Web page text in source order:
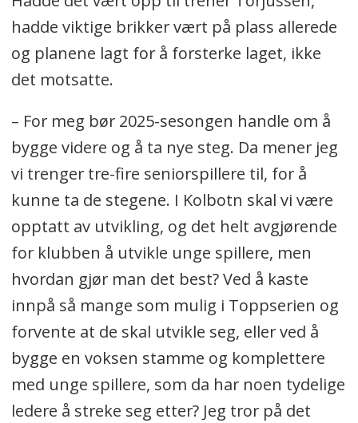
hadde viktige brikker vært på plass allerede
og planene lagt for å forsterke laget, ikke
det motsatte.
– For meg bør 2025-sesongen handle om å
bygge videre og å ta nye steg. Da mener jeg
vi trenger tre-fire seniorspillere til, for å
kunne ta de stegene. I Kolbotn skal vi være
opptatt av utvikling, og det helt avgjørende
for klubben å utvikle unge spillere, men
hvordan gjør man det best? Ved å kaste
innpå så mange som mulig i Toppserien og
forvente at de skal utvikle seg, eller ved å
bygge en voksen stamme og komplettere
med unge spillere, som da har noen tydelige
ledere å streke seg etter? Jeg tror på det